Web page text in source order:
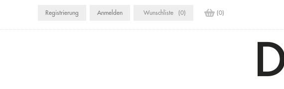
Registrierung Anmelden Wunschliste (0) (0)